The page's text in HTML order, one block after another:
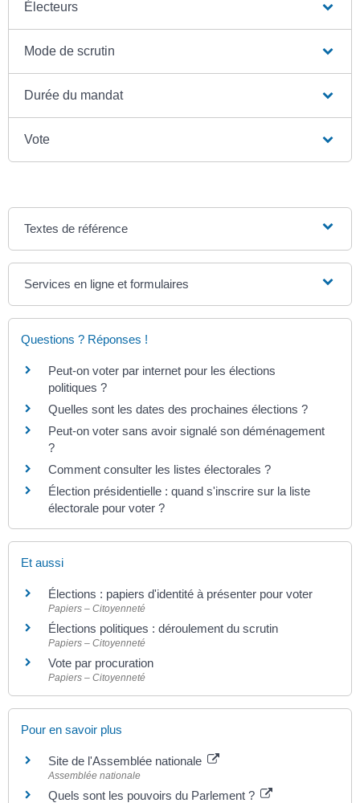
Électeurs
Mode de scrutin
Durée du mandat
Vote
Textes de référence
Services en ligne et formulaires
Questions ? Réponses !
Peut-on voter par internet pour les élections
politiques ?
Quelles sont les dates des prochaines élections ?
Peut-on voter sans avoir signalé son déménagement
?
Comment consulter les listes électorales ?
Élection présidentielle : quand s'inscrire sur la liste
électorale pour voter ?
Et aussi
Élections : papiers d'identité à présenter pour voter
Papiers – Citoyenneté
Élections politiques : déroulement du scrutin
Papiers – Citoyenneté
Vote par procuration
Papiers – Citoyenneté
Pour en savoir plus
Site de l'Assemblée nationale
Assemblée nationale
Quels sont les pouvoirs du Parlement ?